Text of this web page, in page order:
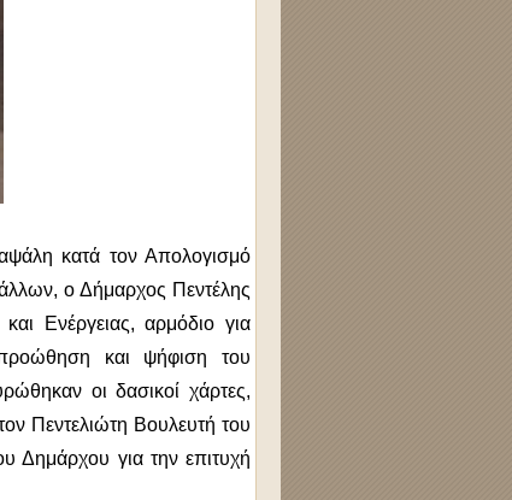
κατά τον Απολογισμό
ο Δήμαρχος Πεντέλης
Ενέργειας, αρμόδιο για
και ψήφιση του
οι δασικοί χάρτες,
Πεντελιώτη Βουλευτή του
Δημάρχου για την επιτυχή